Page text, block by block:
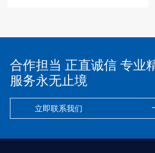
合作担当 正直诚信 专业
服务永无止境
立即联系我们